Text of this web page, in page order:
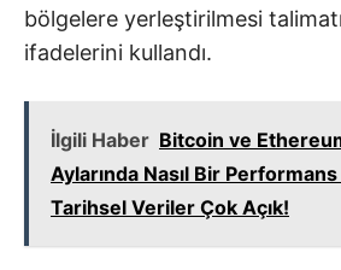
bölgelere yerleştirilmesi
ifadelerini kullandı.
İlgili Haber Bitcoin ve
Aylarında Nasıl Bir
Tarihsel Veriler Çok Açık!